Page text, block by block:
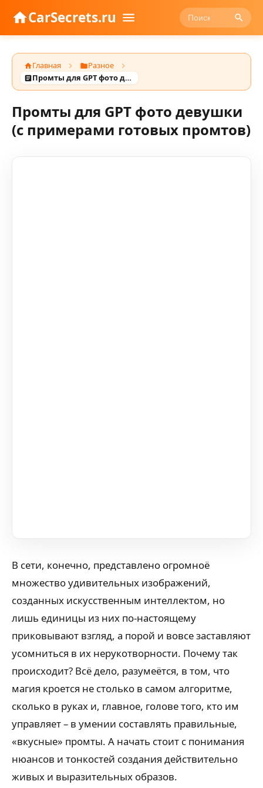
CarSecrets.ru
Главная
Разное
Промты для GPT фото девушки (с примерами готовых промтов)
Промты для GPT фото девушки
(с примерами готовых промтов)
В сети, конечно, представлено огромноё
множество удивительных изображений,
созданных искусственным интеллектом, но
лишь единицы из них по-настоящему
приковывают взгляд, а порой и вовсе заставляют
усомниться в их нерукотворности. Почему так
происходит? Всё дело, разумеётся, в том, что
магия кроется не столько в самом алгоритме,
сколько в руках и, главное, голове того, кто им
управляет – в умении составлять правильные,
«вкусные» промты. А начать стоит с понимания
нюансов и тонкостей создания действительно
живых и выразительных образов.